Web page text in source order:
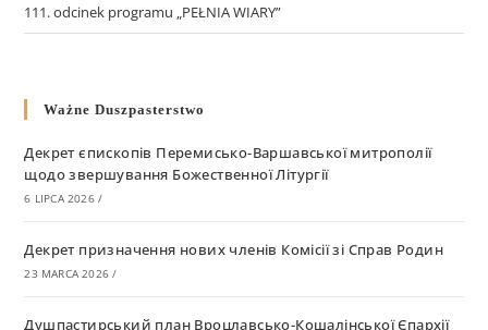
111. odcinek programu „PEŁNIA WIARY”
Ważne Duszpasterstwo
Декрет єпископів Перемисько-Варшавської митрополії
щодо звершування Божественної Літургії
6 LIPCA 2026 /
Декрет призначення нових членів Комісії зі Справ Родин
23 MARCA 2026 /
Душпастирський план Вроцлавсько-Кошалінської Єпархії